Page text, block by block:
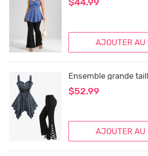
$44.99
AJOUTER AU
$52.99
AJOUTER AU